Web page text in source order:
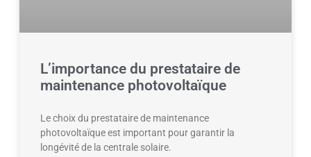
L’importance du prestataire de
maintenance photovoltaïque
Le choix du prestataire de maintenance
photovoltaïque est important pour garantir la
longévité de la centrale solaire.